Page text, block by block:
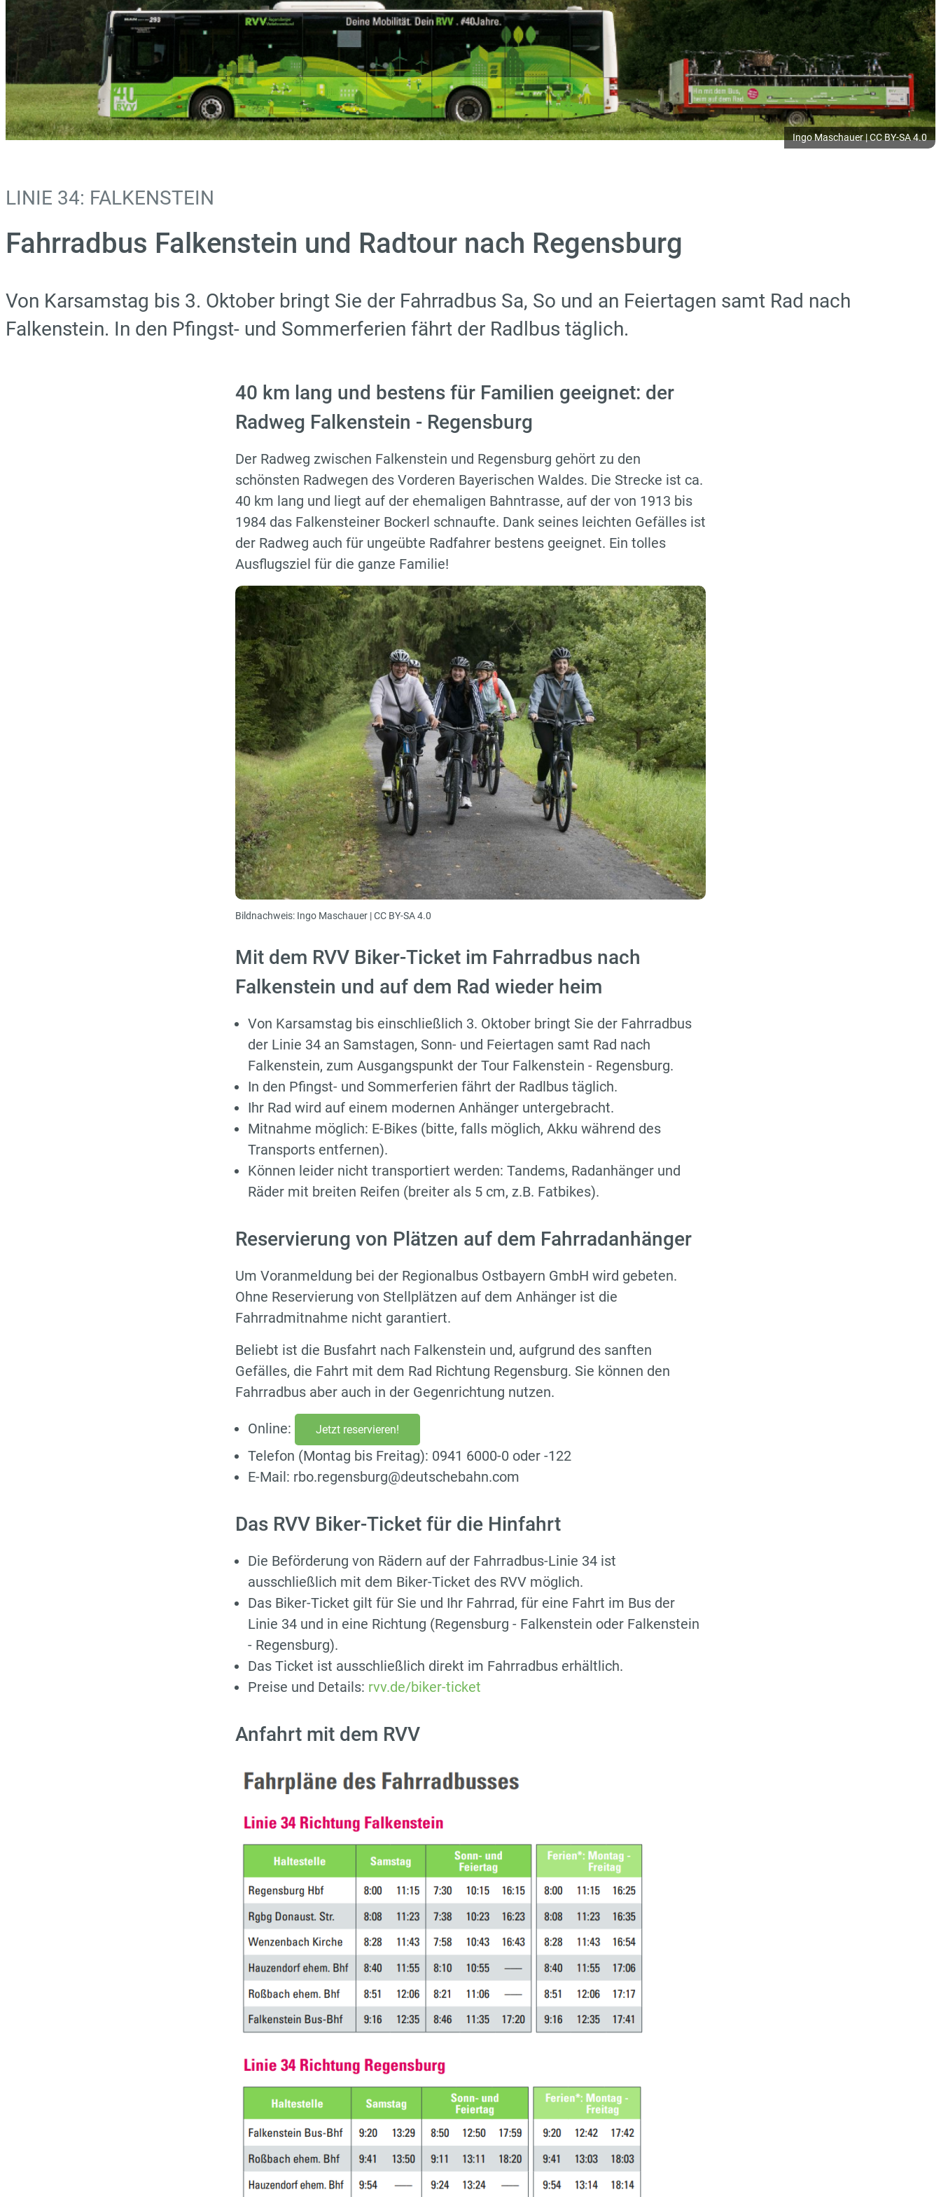
Ingo Maschauer | CC BY-SA 4.0
LINIE 34: FALKENSTEIN
Fahrradbus Falkenstein und Radtour nach Regensburg
Von Karsamstag bis 3. Oktober bringt Sie der Fahrradbus Sa, So und an Feiertagen samt Rad nach
Falkenstein. In den Pfingst- und Sommerferien fährt der Radlbus täglich.
40 km lang und bestens für Familien geeignet: der
Radweg Falkenstein - Regensburg
Der Radweg zwischen Falkenstein und Regensburg gehört zu den
schönsten Radwegen des Vorderen Bayerischen Waldes. Die Strecke ist ca.
40 km lang und liegt auf der ehemaligen Bahntrasse, auf der von 1913 bis
1984 das Falkensteiner Bockerl schnaufte. Dank seines leichten Gefälles ist
der Radweg auch für ungeübte Radfahrer bestens geeignet. Ein tolles
Ausflugsziel für die ganze Familie!
Bildnachweis: Ingo Maschauer | CC BY-SA 4.0
Mit dem RVV Biker-Ticket im Fahrradbus nach
Falkenstein und auf dem Rad wieder heim
Von Karsamstag bis einschließlich 3. Oktober bringt Sie der Fahrradbus
der Linie 34 an Samstagen, Sonn- und Feiertagen samt Rad nach
Falkenstein, zum Ausgangspunkt der Tour Falkenstein - Regensburg.
In den Pfingst- und Sommerferien fährt der Radlbus täglich.
Ihr Rad wird auf einem modernen Anhänger untergebracht.
Mitnahme möglich: E-Bikes (bitte, falls möglich, Akku während des
Transports entfernen).
Können leider nicht transportiert werden: Tandems, Radanhänger und
Räder mit breiten Reifen (breiter als 5 cm, z.B. Fatbikes).
Reservierung von Plätzen auf dem Fahrradanhänger
Um Voranmeldung bei der Regionalbus Ostbayern GmbH wird gebeten.
Ohne Reservierung von Stellplätzen auf dem Anhänger ist die
Fahrradmitnahme nicht garantiert.
Beliebt ist die Busfahrt nach Falkenstein und, aufgrund des sanften
Gefälles, die Fahrt mit dem Rad Richtung Regensburg. Sie können den
Fahrradbus aber auch in der Gegenrichtung nutzen.
Online: Jetzt reservieren!
Telefon (Montag bis Freitag): 0941 6000-0 oder -122
E-Mail: rbo.regensburg@deutschebahn.com
Das RVV Biker-Ticket für die Hinfahrt
Die Beförderung von Rädern auf der Fahrradbus-Linie 34 ist
ausschließlich mit dem Biker-Ticket des RVV möglich.
Das Biker-Ticket gilt für Sie und Ihr Fahrrad, für eine Fahrt im Bus der
Linie 34 und in eine Richtung (Regensburg - Falkenstein oder Falkenstein
- Regensburg).
Das Ticket ist ausschließlich direkt im Fahrradbus erhältlich.
Preise und Details: rvv.de/biker-ticket
Anfahrt mit dem RVV